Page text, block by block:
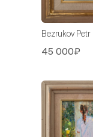
Bezrukov Petr
45 000₽